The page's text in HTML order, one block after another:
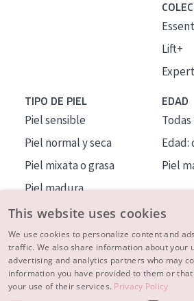
Lift+
Expert
TIPO DE PIEL
Piel sensible
Piel normal y seca
Piel mixata o grasa
Piel madura
Piel expuesta al sol
Piel menopáusica
EDAD
Edad:
Piel
MÁS SOBRE NOSOTROS
INSPIRACIÓN
This website uses cookies
We use cookies to personalize content and
traffic. We also share information about your
advertising and analytics partners who may
information you have provided to them or
your use of their services. Privacy Policy